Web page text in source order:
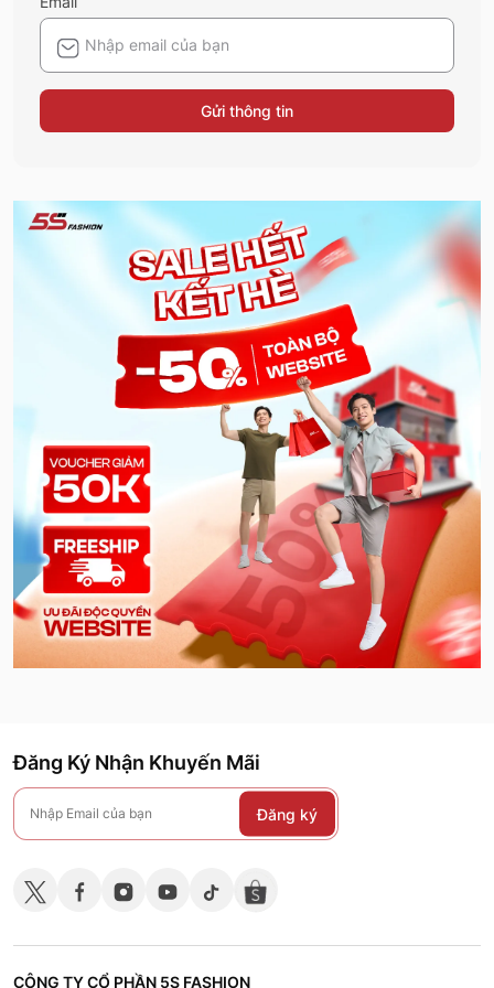
Gửi thông tin
Đăng Ký Nhận Khuyến Mãi
Đăng ký
CÔNG TY CỔ PHẦN 5S FASHION